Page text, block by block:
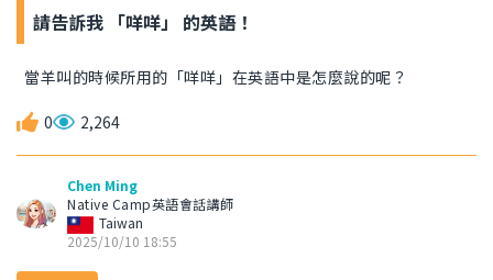
請告訴我 「咩咩」 的英語！
當羊叫的時候所用的「咩咩」在英語中是怎麼說的呢？
0 2,264
Chen Ming
Native Camp英語會話講師
Taiwan
2025/10/10 18:55